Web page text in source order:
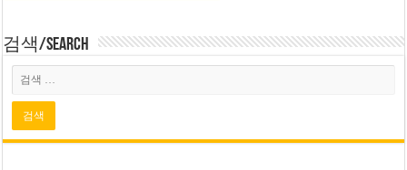
검색/Search